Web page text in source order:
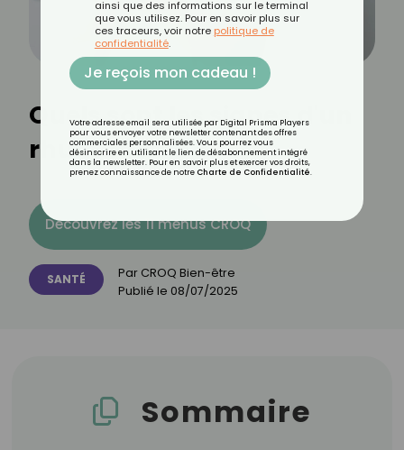
Quels sont les signes d'un
rhumatisme ?
Découvrez les 11 menus CROQ
SANTÉ Par CROQ Bien-être
Publié le 08/07/2025
Sommaire
ainsi que des informations sur le terminal
que vous utilisez. Pour en savoir plus sur
ces traceurs, voir notre politique de
confidentialité.
Je reçois mon cadeau !
Votre adresse email sera utilisée par Digital Prisma Players
pour vous envoyer votre newsletter contenant des offres
commerciales personnalisées. Vous pourrez vous
désinscrire en utilisant le lien de désabonnement intégré
dans la newsletter. Pour en savoir plus et exercer vos droits,
prenez connaissance de notre Charte de Confidentialité.